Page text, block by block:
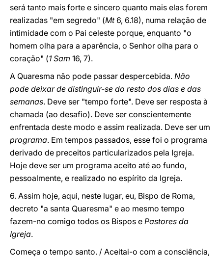
será tanto mais forte e sincero quanto mais elas forem
realizadas "em segredo" (Mt6, 6.18), numa relação de
intimidade com o Pai celeste porque, enquanto "o
homem olha para a aparência, o Senhor olha para o
coração" (1 Sam 16, 7).
A Quaresma não pode passar despercebida. Não
pode deixar de distinguir-se do resto dos dias e das
semanas. Deve ser "tempo forte". Deve ser resposta à
chamada (ao desafio). Deve ser conscientemente
enfrentada deste modo e assim realizada. Deve ser um
programa. Em tempos passados, esse foi o programa
derivado de preceitos particularizados pela Igreja.
Hoje deve ser um programa aceito até ao fundo,
pessoalmente, e realizado no espírito da Igreja.
6. Assim hoje, aqui, neste lugar, eu, Bispo de Roma,
decreto "a santa Quaresma" e ao mesmo tempo
fazem-no comigo todos os Bispos e Pastores da
Igreja.
Começa o tempo santo. / Aceitai-o com a consciência,